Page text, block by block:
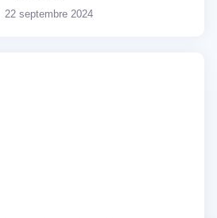
22 septembre 2024